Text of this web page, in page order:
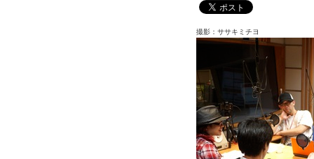
撮影：ササキミチヨ